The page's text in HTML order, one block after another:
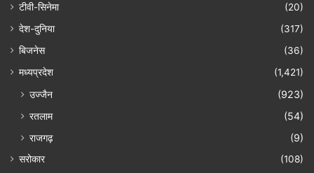
टीवी-सिनेमा
(20)
देश-दुनिया
(317)
बिजनेस
(36)
मध्यप्रदेश
(1,421)
उज्जैन
(923)
रतलाम
(54)
राजगढ़
(9)
सरोकार (108)